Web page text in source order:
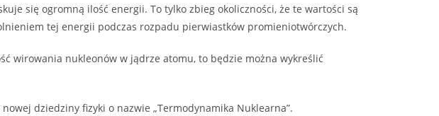
się ogromną ilość energii. To tylko zbieg okoliczności, że te wartości są
tej energii podczas rozpadu pierwiastków promieniotwórczych.
wirowania nukleonów w jądrze atomu, to będzie można wykreślić
dziedziny fizyki o nazwie „Termodynamika Nuklearna”.